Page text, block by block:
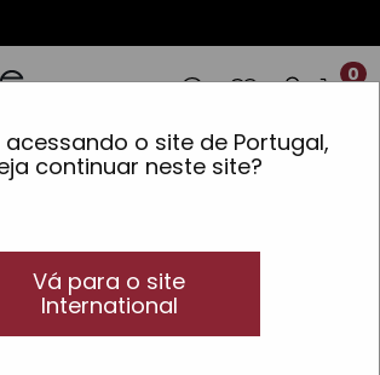
o site de Portugal,
continuar neste site?
Vá para o site
International
0
REALIZADAS
sobrancelhas: produtos para preencher,
suas sobrancelhas